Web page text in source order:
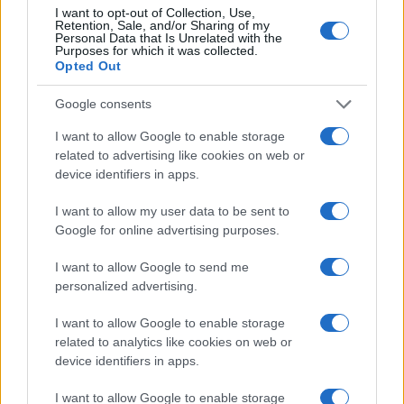
I want to opt-out of Collection, Use,
Retention, Sale, and/or Sharing of my
Personal Data that Is Unrelated with the
Purposes for which it was collected.
Opted Out
Google consents
I want to allow Google to enable storage
related to advertising like cookies on web or
device identifiers in apps.
I want to allow my user data to be sent to
Google for online advertising purposes.
I want to allow Google to send me
personalized advertising.
I want to allow Google to enable storage
related to analytics like cookies on web or
device identifiers in apps.
I want to allow Google to enable storage